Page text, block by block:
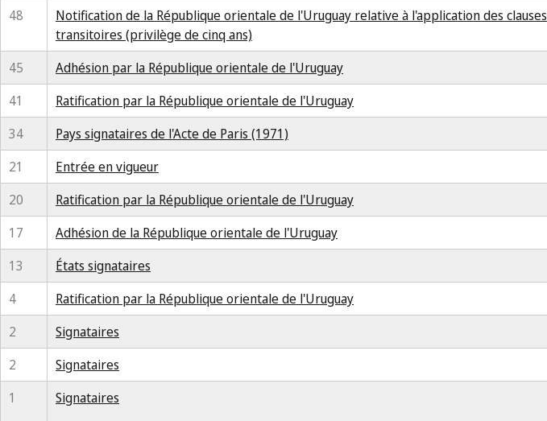
48
Notification de la République orientale de l'Uruguay relative à l'application des clauses
transitoires (privilège de cinq ans)
45 Adhésion par la République orientale de l'Uruguay
41
Ratification par la République orientale de l'Uruguay
34
Pays signataires de l'Acte de Paris (1971)
21
Entrée en vigueur
20
Ratification par la République orientale de l'Uruguay
17
Adhésion de la République orientale de l'Uruguay
13
États signataires
4
Ratification par la République orientale de l'Uruguay
2
Signataires
2
Signataires
1
Signataires